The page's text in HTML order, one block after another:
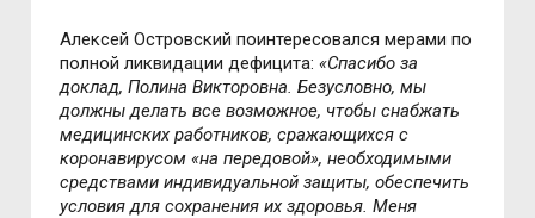
Алексей Островский поинтересовался мерами по
полной ликвидации дефицита:«Спасибо за
доклад, Полина Викторовна. Безусловно, мы
должны делать все возможное, чтобы снабжать
медицинских работников, сражающихся с
коронавирусом «на передовой», необходимыми
средствами индивидуальной защиты, обеспечить
условия для сохранения их здоровья. Меня